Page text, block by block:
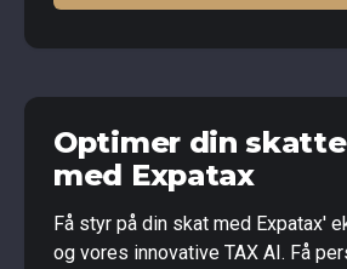
Optimer din
med Expatax
Få styr på din skat med Expatax'
og vores innovative TAX AI. Få